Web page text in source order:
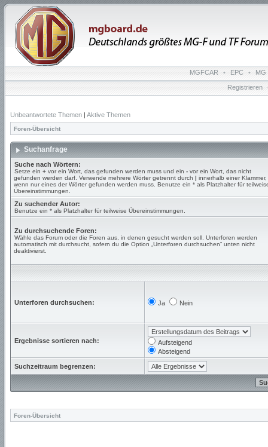
MGFCAR • EPC • MG
Registrieren
Unbeantwortete Themen | Aktive Themen
Foren-Übersicht
Suchanfrage
Suche nach Wörtern:
Setze ein + vor ein Wort, das gefunden werden muss und ein - vor ein Wort, das nicht
gefunden werden darf. Verwende mehrere Wörter getrennt durch | innerhalb einer Klammer,
wenn nur eines der Wörter gefunden werden muss. Benutze ein * als Platzhalter für
Übereinstimmungen.
Zu suchender Autor:
Benutze ein * als Platzhalter für teilweise Übereinstimmungen.
Zu durchsuchende Foren:
Wähle das Forum oder die Foren aus, in denen gesucht werden soll. Unterforen werden
automatisch mit durchsucht, sofern du die Option „Unterforen durchsuchen“ unten nicht
deaktivierst.
Unterforen durchsuchen: Ja Nein
Ergebnisse sortieren nach:
Aufsteigend
Absteigend
Suchzeitraum begrenzen:
Foren-Übersicht